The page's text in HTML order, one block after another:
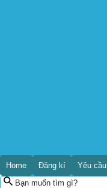
Home Đăng kí Yêu cầu
Bạn muốn tìm gì?